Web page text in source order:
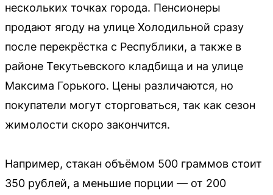
нескольких точках города. Пенсионеры
продают ягоду на улице Холодильной сразу
после перекрёстка с Республики, а также в
районе Текутьевского кладбища и на улице
Максима Горького. Цены различаются, но
покупатели могут сторговаться, так как сезон
жимолости скоро закончится.
Например, стакан объёмом 500 граммов стоит
350 рублей, а меньшие порции — от 200